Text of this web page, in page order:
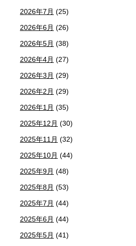
2026年7月 (25)
2026年6月 (26)
2026年5月 (38)
2026年4月 (27)
2026年3月 (29)
2026年2月 (29)
2026年1月 (35)
2025年12月 (30)
2025年11月 (32)
2025年10月 (44)
2025年9月 (48)
2025年8月 (53)
2025年7月 (44)
2025年6月 (44)
2025年5月 (41)